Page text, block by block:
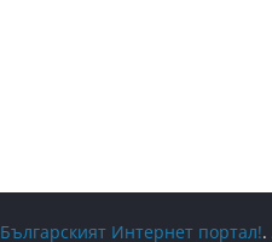
Българският Интернет портал!